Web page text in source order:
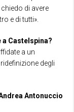
di avere
e di tutti».
a Castelspina?
a un
degli
Antonuccio